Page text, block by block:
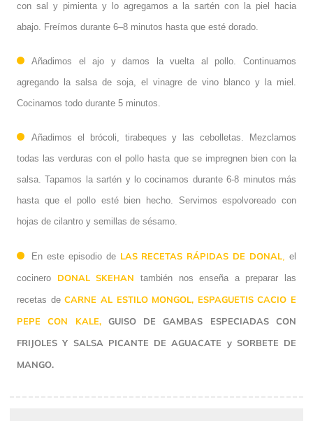
con sal y pimienta y lo agregamos a la sartén con la piel hacia
abajo. Freímos durante 6–8 minutos hasta que esté dorado.
Añadimos el ajo y damos la vuelta al pollo. Continuamos
agregando la salsa de soja, el vinagre de vino blanco y la miel.
Cocinamos todo durante 5 minutos.
Añadimos el brócoli, tirabeques y las cebolletas. Mezclamos
todas las verduras con el pollo hasta que se impregnen bien con la
salsa. Tapamos la sartén y lo cocinamos durante 6-8 minutos más
hasta que el pollo esté bien hecho. Servimos espolvoreado con
hojas de cilantro y semillas de sésamo.
En este episodio de LAS RECETAS RÁPIDAS DE DONAL, el
cocinero DONAL SKEHAN también nos enseña a preparar las
recetas deCARNE AL ESTILO MONGOL, ESPAGUETIS CACIO E
PEPE CON KALE,GUISO DE GAMBAS ESPECIADAS CON
FRIJOLES Y SALSA PICANTE DE AGUACATE y SORBETE DE
MANGO.